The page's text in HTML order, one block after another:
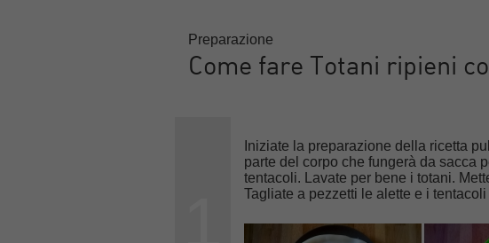
Preparazione
Come fare Totani ripieni
Iniziate la preparazione della ricetta
parte del corpo che fungerà da sacca
tentacoli. Lavate per bene i totani.
Tagliate a pezzetti le alette e i